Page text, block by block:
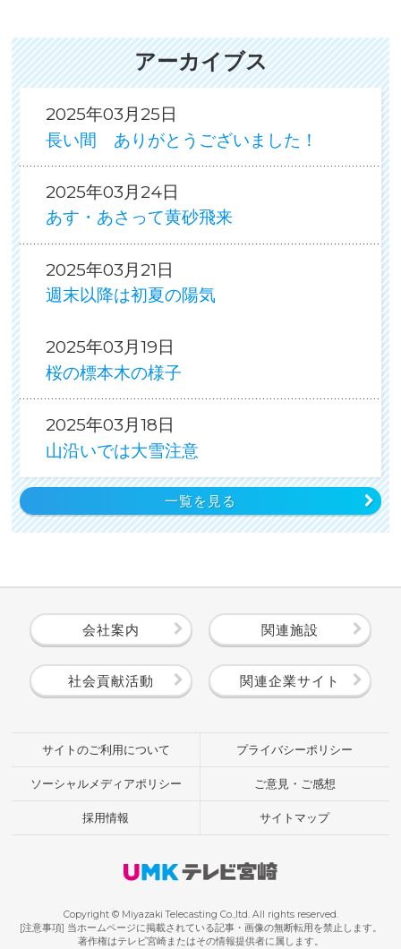
アーカイブス
2025年03月25日
長い間 ありがとうございました！
2025年03月24日
あす・あさって黄砂飛来
2025年03月21日
週末以降は初夏の陽気
2025年03月19日
桜の標本木の様子
2025年03月18日
山沿いでは大雪注意
一覧を見る
会社案内 関連施設
社会貢献活動 関連企業サイト
サイトのご利用について プライバシーポリシー
ソーシャルメディアポリシー ご意見・ご感想
採用情報 サイトマップ
Copyright © Miyazaki Telecasting Co.,ltd. All rights reserved.
[注意事項] 当ホームページに掲載されている記事・画像の無断転用を禁止します。
著作権はテレビ宮崎またはその情報提供者に属します。